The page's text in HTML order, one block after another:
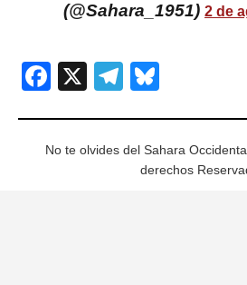
(@Sahara_1951) 2 de
Facebook
X Telegram
No te olvides del Sahara
derechos